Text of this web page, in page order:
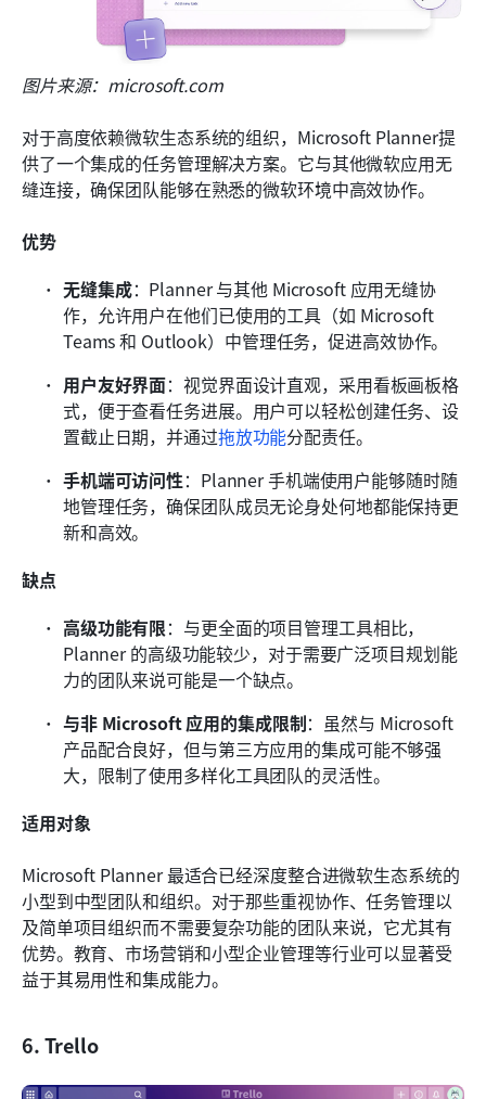
图片来源：microsoft.com
对于高度依赖微软生态系统的组织，Microsoft Planner提
供了一个集成的任务管理解决方案。它与其他微软应用无
缝连接，确保团队能够在熟悉的微软环境中高效协作。
优势
无缝集成：Planner 与其他 Microsoft 应用无缝协
作，允许用户在他们已使用的工具（如 Microsoft
Teams 和 Outlook）中管理任务，促进高效协作。
用户友好界面：视觉界面设计直观，采用看板画板格
式，便于查看任务进展。用户可以轻松创建任务、设
置截止日期，并通过拖放功能分配责任。
手机端可访问性：Planner 手机端使用户能够随时随
地管理任务，确保团队成员无论身处何地都能保持更
新和高效。
缺点
高级功能有限：与更全面的项目管理工具相比，
Planner 的高级功能较少，对于需要广泛项目规划能
力的团队来说可能是一个缺点。
与非 Microsoft 应用的集成限制：虽然与 Microsoft
产品配合良好，但与第三方应用的集成可能不够强
大，限制了使用多样化工具团队的灵活性。
适用对象
Microsoft Planner 最适合已经深度整合进微软生态系统的
小型到中型团队和组织。对于那些重视协作、任务管理以
及简单项目组织而不需要复杂功能的团队来说，它尤其有
优势。教育、市场营销和小型企业管理等行业可以显著受
益于其易用性和集成能力。
6. Trello